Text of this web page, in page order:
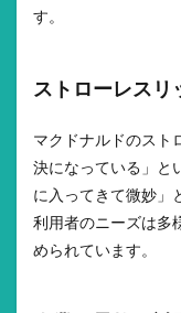
す。
ストローレスリ
マクドナルドのスト
決になっている」と
に入ってきて微妙」
利用者のニーズは多
められています。